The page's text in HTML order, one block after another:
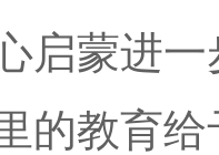
启蒙进
的教育